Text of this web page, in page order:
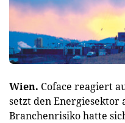
Wien. Coface reagiert
setzt den Energiesektor
Branchenrisiko hatte